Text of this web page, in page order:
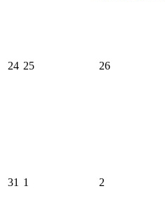
24 25 26
31 1 2